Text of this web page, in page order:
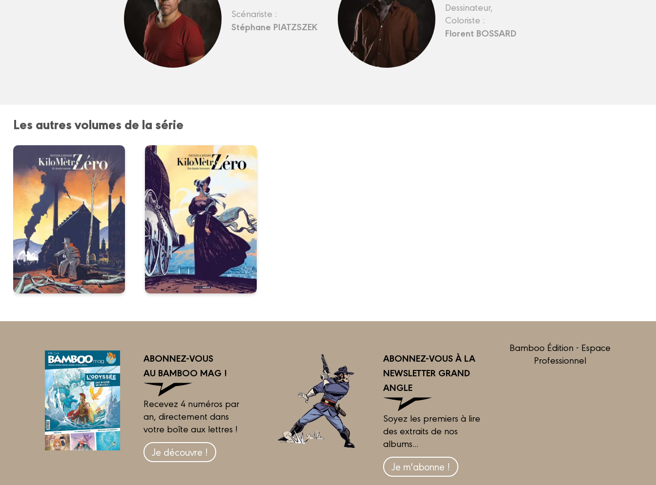
Scénariste :
Stéphane PIATZSZEK
Dessinateur,
Coloriste :
Florent BOSSARD
Les autres volumes de la série
ABONNEZ-VOUS
AU BAMBOO MAG !
Recevez 4 numéros par
an, directement dans
votre boîte aux lettres !
Je découvre !
ABONNEZ-VOUS À LA
NEWSLETTER GRAND
ANGLE
Soyez les premiers à lire
des extraits de nos
albums...
Je m'abonne !
Bamboo Édition - Espace
Professionnel